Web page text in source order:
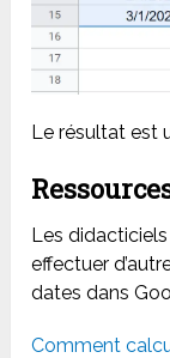
Le résultat est
Les
effectuer
dates dans
Comment